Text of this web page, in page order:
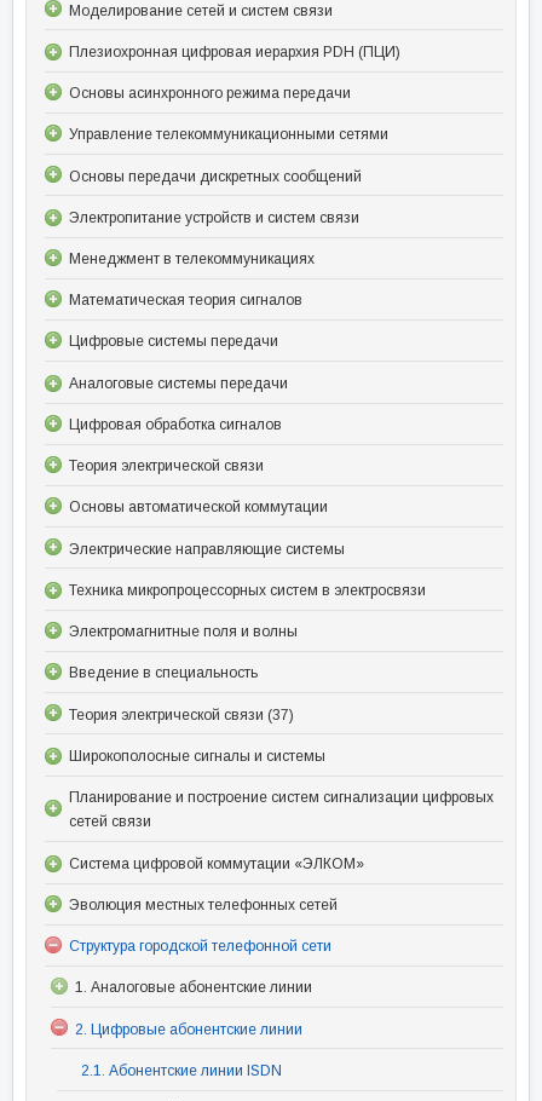
Моделирование сетей и систем связи
Плезиохронная цифровая иерархия PDH (ПЦИ)
Основы асинхронного режима передачи
Управление телекоммуникационными сетями
Основы передачи дискретных сообщений
Электропитание устройств и систем связи
Менеджмент в телекоммуникациях
Математическая теория сигналов
Цифровые системы передачи
Аналоговые системы передачи
Цифровая обработка сигналов
Теория электрической связи
Основы автоматической коммутации
Электрические направляющие системы
Техника микропроцессорных систем в электросвязи
Электромагнитные поля и волны
Введение в специальность
Теория электрической связи (37)
Широкополосные сигналы и системы
Планирование и построение систем сигнализации цифровых
сетей связи
Система цифровой коммутации «ЭЛКОМ»
Эволюция местных телефонных сетей
Структура городской телефонной сети
1. Аналоговые абонентские линии
2. Цифровые абонентские линии
2.1. Абонентские линии ISDN